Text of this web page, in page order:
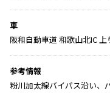
車
阪和自動車道 和歌山北IC 上
参考情報
粉川加太線バイパス沿い、